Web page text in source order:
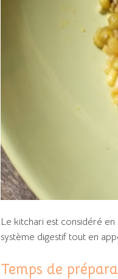
Le kitchari est considéré
système digestif tout en
Temps de